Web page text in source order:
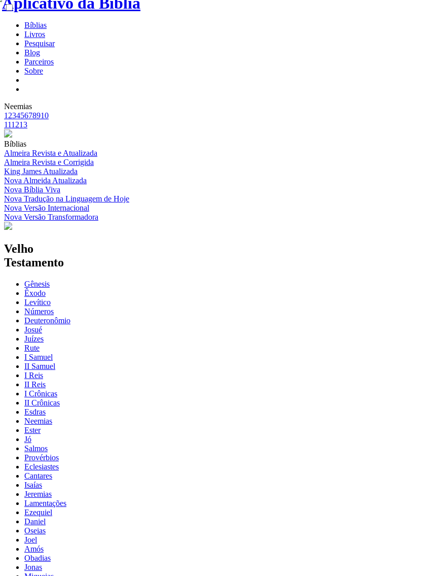
Bíblias
Livros
Pesquisar
Blog
Parceiros
Sobre
Neemias
1 2345678910
111213
Bíblias
Almeira Revista e Atualizada
Almeira Revista e Corrigida
King James Atualizada
Nova Almeida Atualizada
Nova Bíblia Viva
Nova Tradução na Linguagem de Hoje
Nova Versão Internacional
Nova Versão Transformadora
Velho
Testamento
Gênesis
Êxodo
Levítico
Números
Deuteronômio
Josué
Juízes
Rute
I Samuel
II Samuel
I Reis
II Reis
I Crônicas
II Crônicas
Esdras
Neemias
Ester
Jó
Salmos
Provérbios
Eclesiastes
Cantares
Isaías
Jeremias
Lamentações
Ezequiel
Daniel
Oseias
Joel
Amós
Obadias
Jonas